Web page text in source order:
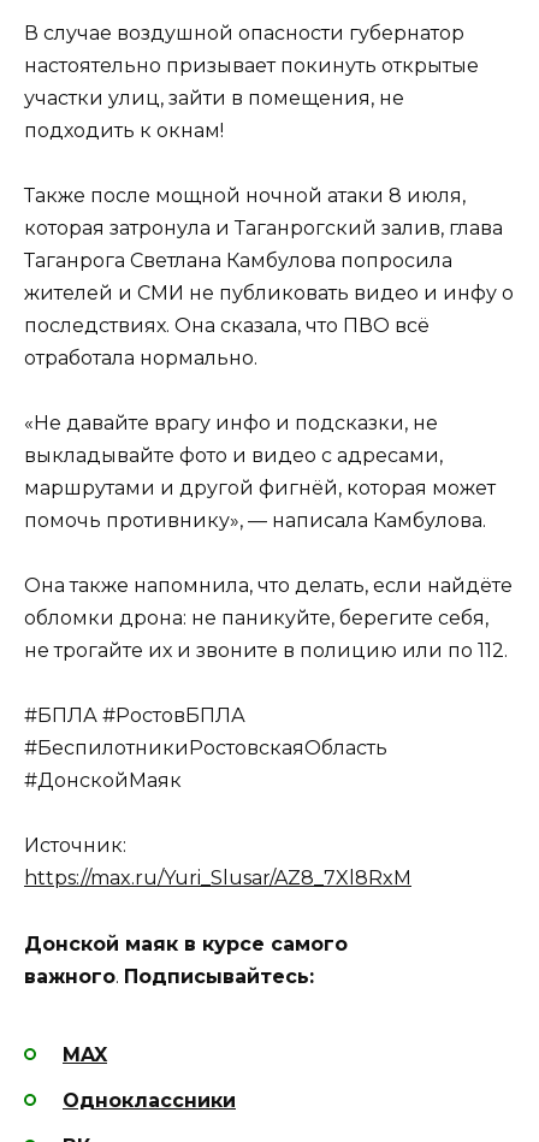
В случае воздушной опасности губернатор
настоятельно призывает покинуть открытые
участки улиц, зайти в помещения, не
подходить к окнам!
Также после мощной ночной атаки 8 июля,
которая затронула и Таганрогский залив, глава
Таганрога Светлана Камбулова попросила
жителей и СМИ не публиковать видео и инфу о
последствиях. Она сказала, что ПВО всё
отработала нормально.
«Не давайте врагу инфо и подсказки, не
выкладывайте фото и видео с адресами,
маршрутами и другой фигнёй, которая может
помочь противнику», — написала Камбулова.
Она также напомнила, что делать, если найдёте
обломки дрона: не паникуйте, берегите себя,
не трогайте их и звоните в полицию или по 112.
#БПЛА #РостовБПЛА
#БеспилотникиРостовскаяОбласть
#ДонскойМаяк
Источник:
https://max.ru/Yuri_Slusar/AZ8_7Xl8RxM
Донской маяк в курсе самого
важного. Подписывайтесь:
MAX
Одноклассники